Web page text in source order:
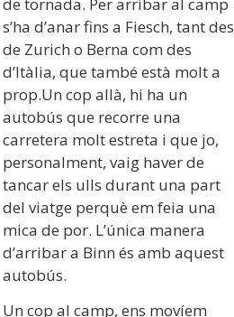
s’ha d’anar fins a Fiesch, tant des
de Zurich o Berna com des
d’Itàlia, que també està molt a
prop.Un cop allà, hi ha un
autobús que recorre una
carretera molt estreta i que jo,
personalment, vaig haver de
tancar els ulls durant una part
del viatge perquè em feia una
mica de por. L’única manera
d’arribar a Binn és amb aquest
autobús.
Un cop al camp, ens movíem